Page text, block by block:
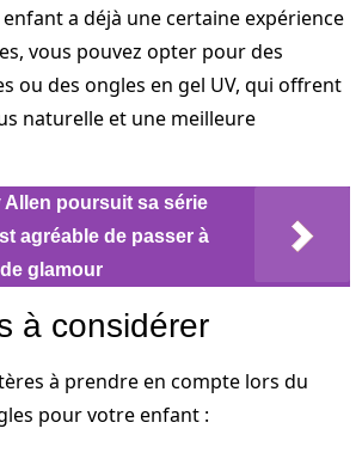
a déjà une certaine expérience
vous pouvez opter pour des
ou des ongles en gel UV, qui offrent
naturelle et une meilleure
Allen poursuit sa série
agréable de passer à
glamour
à considérer
à prendre en compte lors du
pour votre enfant :